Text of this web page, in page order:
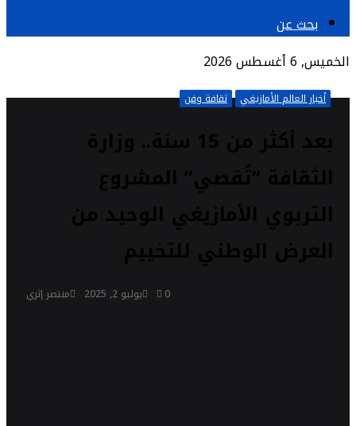
بحث عن
الخميس, 6 أغسطس 2026
أخبار العالم الأمازيغي ثقافة وفن
بعد أكثر من 15 سنة.. وزارة
الثقافة “تُقصي” المشروع
التربوي الأمازيغي الوحيد من
العرض الوطني للتخييم
منتصر إثري يوليو 2, 2025 0